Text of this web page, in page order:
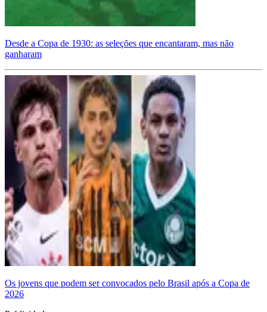
Desde a Copa de 1930: as seleções que encantaram, mas não
ganharam
Os jovens que podem ser convocados pelo Brasil após a Copa de
2026